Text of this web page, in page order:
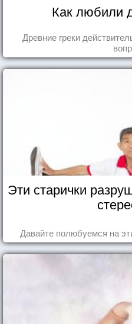
Как любили
Древние греки
Эти старички
Давайте полюбуемся на